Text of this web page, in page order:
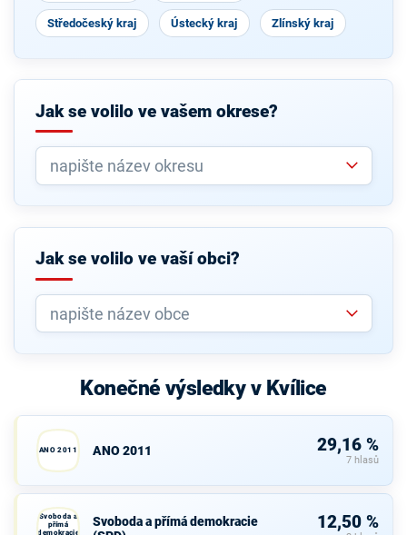
Středočeský kraj Ústecký kraj Zlínský kraj
Jak se volilo ve vašem okrese?
Jak se volilo ve vaší obci?
Konečné výsledky v Kvílice
ANO 2011 ANO 2011 29,16 %
7 hlasů
Svoboda a
přímá
demokracie
Svoboda a přímá demokracie
12,50 %